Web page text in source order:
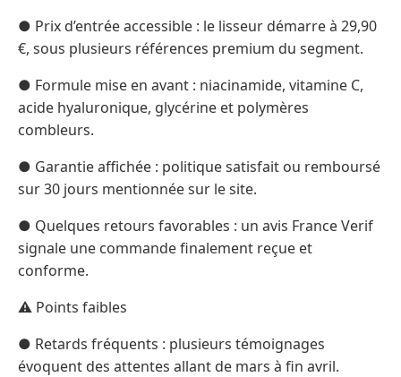
● Prix d’entrée accessible : le lisseur démarre à 29,90
€, sous plusieurs références premium du segment.
● Formule mise en avant : niacinamide, vitamine C,
acide hyaluronique, glycérine et polymères
combleurs.
● Garantie affichée : politique satisfait ou remboursé
sur 30 jours mentionnée sur le site.
● Quelques retours favorables : un avis France Verif
signale une commande finalement reçue et
conforme.
⚠️ Points faibles
● Retards fréquents : plusieurs témoignages
évoquent des attentes allant de mars à fin avril.